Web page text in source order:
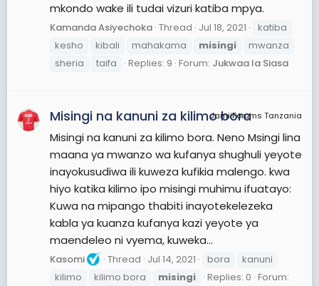
mkondo wake ili tudai vizuri katiba mpya.
Kamanda Asiyechoka Thread Jul 18, 2021
katiba
kesho
kibali mahakama misingi
mwanza
sheria
taifa Replies: 9 Forum: Jukwaa la Siasa
JamiiForums Tanzania
Misingi na kanuni za kilimo bora
Misingi na kanuni za kilimo bora. Neno Msingi lina
maana ya mwanzo wa kufanya shughuli yeyote
inayokusudiwa ili kuweza kufikia malengo. kwa
hiyo katika kilimo ipo misingi muhimu ifuatayo:
Kuwa na mipango thabiti inayotekelezeka
kabla ya kuanza kufanya kazi yeyote ya
maendeleo ni vyema, kuweka...
Kasomi Thread Jul 14, 2021 bora
kanuni
kilimo
kilimo bora misingi Replies: 0 Forum: